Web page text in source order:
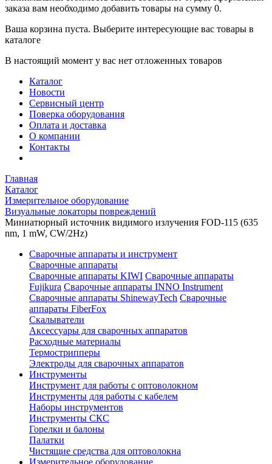
заказа вам необходимо добавить товары на сумму 0.
Ваша корзина пуста. Выберите интересующие вас товары в
каталоге
В настоящий момент у вас нет отложенных товаров
Каталог
Новости
Сервисный центр
Поверка оборудования
Оплата и доставка
О компании
Контакты
Главная
Каталог
Измерительное оборудование
Визуальные локаторы повреждений
Миниатюрный источник видимого излучения FOD-115 (635
nm, 1 mW, CW/2Hz)
Сварочные аппараты и инструмент
Сварочные аппараты
Сварочные аппараты KIWI Сварочные аппараты
Fujikura Сварочные аппараты INNO Instrument
Сварочные аппараты ShinewayTech Cварочные
аппараты FiberFox
Скалыватели
Аксессуары для сварочных аппаратов
Расходные материалы
Термострипперы
Электроды для сварочных аппаратов
Инструменты
Инструмент для работы с оптоволокном
Инструменты для работы с кабелем
Наборы инструментов
Инструменты СКС
Горелки и балоны
Палатки
Чистящие средства для оптоволокна
Измерительное оборудование